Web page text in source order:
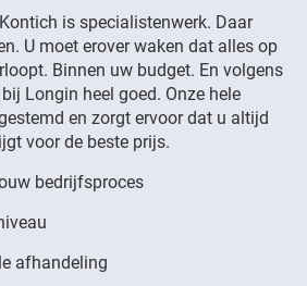
is specialistenwerk. Daar
U moet erover waken dat alles op
Binnen uw budget. En volgens
Longin heel goed. Onze hele
en zorgt ervoor dat u altijd
voor de beste prijs.
bedrijfsproces
afhandeling